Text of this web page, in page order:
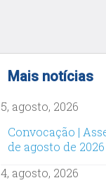
Mais notícias
5, agosto, 2026
Convocação |
de agosto de 2026
4, agosto, 2026